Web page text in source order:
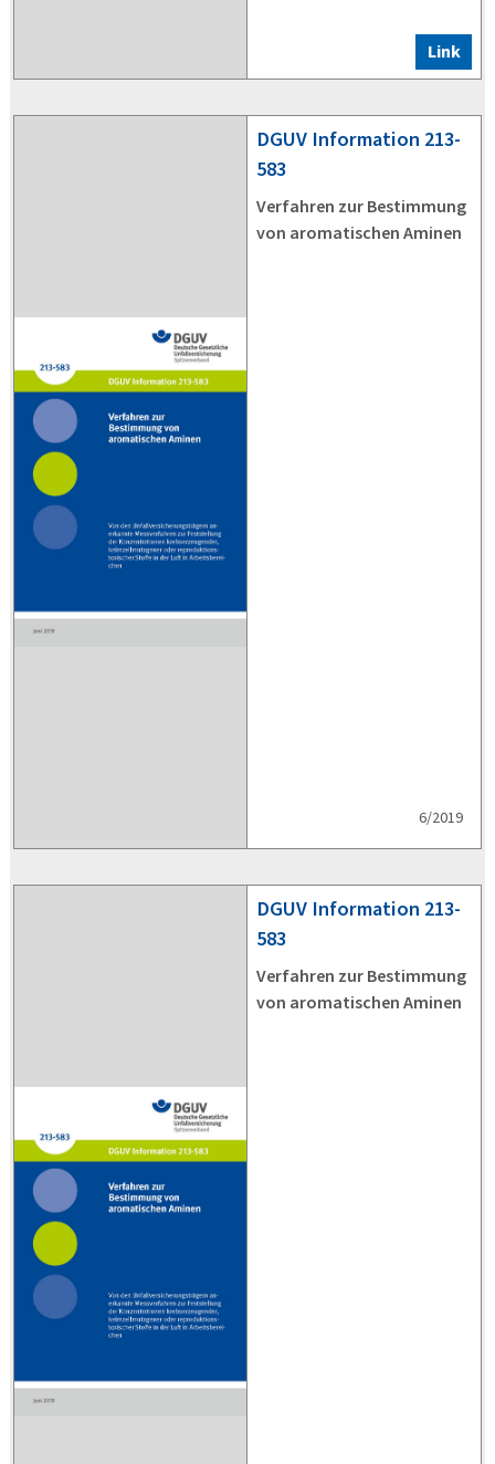
Link
DGUV Information 213-
583
Verfahren zur Bestimmung
von aromatischen Aminen
6/2019
DGUV Information 213-
583
Verfahren zur Bestimmung
von aromatischen Aminen